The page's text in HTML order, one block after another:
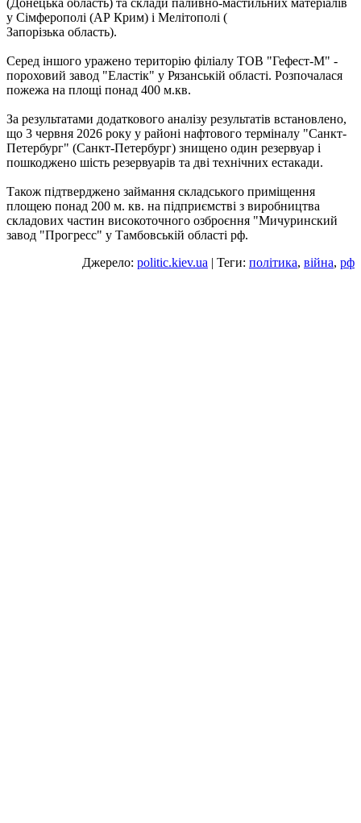
(Донецька область) та склади паливно-мастильних матеріалів
у Сімферополі (АР Крим) і Мелітополі (
Запорізька область).
Серед іншого уражено територію філіалу ТОВ "Гефест-М" -
пороховий завод "Еластік" у Рязанській області. Розпочалася
пожежа на площі понад 400 м.кв.
За результатами додаткового аналізу результатів встановлено,
що 3 червня 2026 року у районі нафтового терміналу "Санкт-
Петербург" (Санкт-Петербург) знищено один резервуар і
пошкоджено шість резервуарів та дві технічних естакади.
Також підтверджено займання складського приміщення
площею понад 200 м. кв. на підприємстві з виробництва
складових частин високоточного озброєння "Мичуринский
завод "Прогресс" у Тамбовській області рф.
Джерело: politic.kiev.ua | Теги: політика, війна, рф